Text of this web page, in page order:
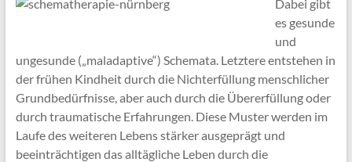
Dabei gibt
es gesunde
und
ungesunde („maladaptive“) Schemata. Letztere entstehen in
der frühen Kindheit durch die Nichterfüllung menschlicher
Grundbedürfnisse, aber auch durch die Übererfüllung oder
durch traumatische Erfahrungen. Diese Muster werden im
Laufe des weiteren Lebens stärker ausgeprägt und
beeinträchtigen das alltägliche Leben durch die